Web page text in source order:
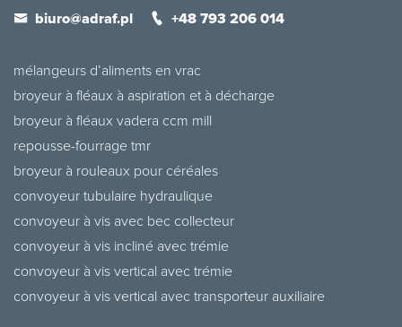
biuro@adraf.pl +48 793 206 014
mélangeurs d’aliments en vrac
broyeur à fléaux à aspiration et à décharge
broyeur à fléaux vadera ccm mill
repousse-fourrage tmr
broyeur à rouleaux pour céréales
convoyeur tubulaire hydraulique
convoyeur à vis avec bec collecteur
convoyeur à vis incliné avec trémie
convoyeur à vis vertical avec trémie
convoyeur à vis vertical avec transporteur auxiliaire